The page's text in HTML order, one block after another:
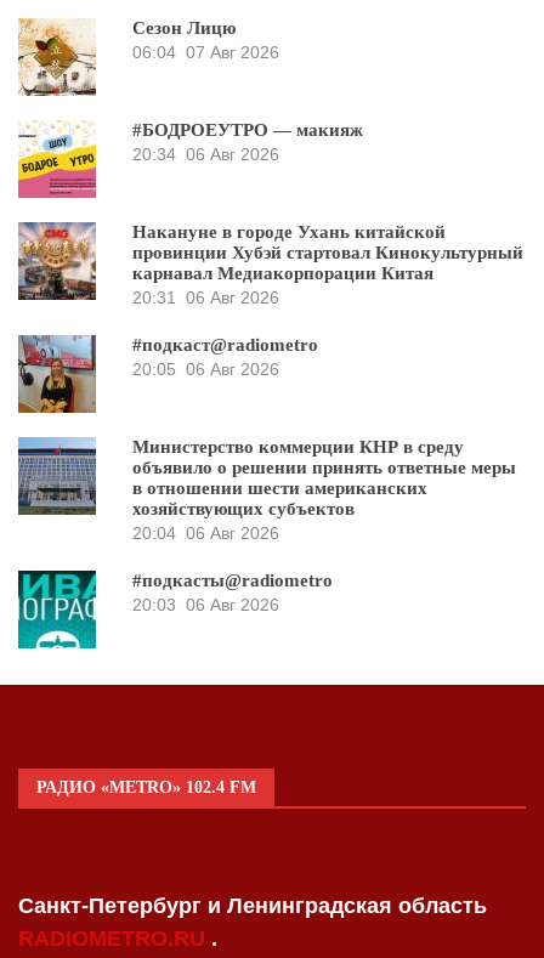
Сезон Лицю
06:04 07 Авг 2026
#БОДРОЕУТРО — макияж
20:34 06 Авг 2026
Накануне в городе Ухань китайской
провинции Хубэй стартовал Кинокультурный
карнавал Медиакорпорации Китая
20:31 06 Авг 2026
#подкаст@radiometro
20:05 06 Авг 2026
Министерство коммерции КНР в среду
объявило о решении принять ответные меры
в отношении шести американских
хозяйствующих субъектов
20:04 06 Авг 2026
#подкасты@radiometro
20:03 06 Авг 2026
РАДИО «METRO» 102.4 FM
Санкт-Петербург и Ленинградская область
RADIOMETRO.RU .